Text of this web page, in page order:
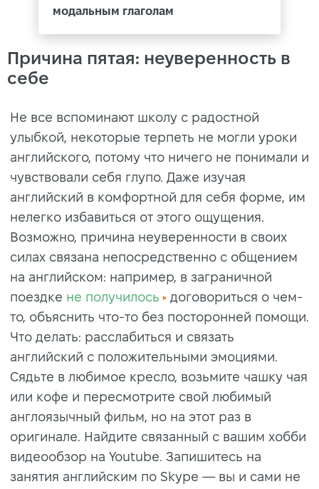
модальным глаголам
Причина пятая: неуверенность в
себе
Не все вспоминают школу с радостной
улыбкой, некоторые терпеть не могли уроки
английского, потому что ничего не понимали и
чувствовали себя глупо. Даже изучая
английский в комфортной для себя форме, им
нелегко избавиться от этого ощущения.
Возможно, причина неуверенности в своих
силах связана непосредственно с общением
на английском: например, в заграничной
поездке не получилось
договориться о чем-
то, объяснить что-то без посторонней помощи.
Что делать: расслабиться и связать
английский с положительными эмоциями.
Сядьте в любимое кресло, возьмите чашку чая
или кофе и пересмотрите свой любимый
англоязычный фильм, но на этот раз в
оригинале. Найдите связанный с вашим хобби
видеообзор на Youtube. Запишитесь на
занятия английским по Skype — вы и сами не